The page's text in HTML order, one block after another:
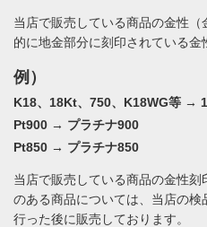
当店で販売している商品の金性
的に地金部分に刻印されている金
例）
K18、18Kt、750、K18WG等 →
Pt900 → プラチナ900
Pt850 → プラチナ850
当店で販売している商品の金性
のある商品については、当店の
行った後に販売しております。